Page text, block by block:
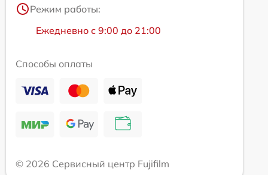
Режим работы:
Ежедневно с 9:00 до 21:00
Способы оплаты
© 2026 Сервисный центр Fujifilm